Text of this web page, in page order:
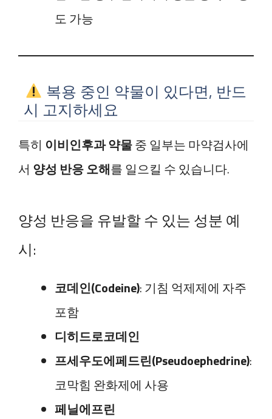
도 가능
복용 중인 약물이 있다면, 반드
시 고지하세요
특히 이비인후과 약물중 일부는 마약검사에
서 양성 반응 오해를 일으킬 수 있습니다.
양성 반응을 유발할 수 있는 성분 예
시:
코데인(Codeine): 기침 억제제에 자주
포함
디히드로코데인
프세우도에페드린(Pseudoephedrine):
코막힘 완화제에 사용
페닐에프린